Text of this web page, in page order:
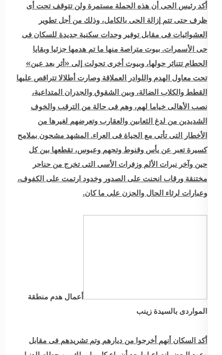
أكد رئيس الحى أن هذه الحملة مستمرة ولن تتوقف تحت أى
ظرف حتى تتم إزالة الحى بالكامل، وذلك من أجل تطوير
العشوائيات فى مقابل توفير وحدات سكنية جديدة للسكان فى
حى الأسمرات. بيوت متراصة منها ما تم هدمها جزئيا وبقايا
الحطام تتناثر حولها، وبيوت أخرى تحولت إلى «أثر بعد عين»
تحت معاول الهدم واللوادر العملاقة وصارت أطلالا تتراقص عليها
القطط والكلاب الضالة، وبين الشقوق والجدران المتداعية،
نصب الأهالى خياما لهم، وهم فى حالة من الترقب والخوف
الشديدين من لدغ الثعابين والعقارب وتعرضهم لغيرها من
الأخطار التى تأتى مع الحياة فى العراء. المشهد مشحون بملامح
كسيرة تعبر عن يأس وقنوط وتجهم وعبوس، تقطعها بين كل
حين وآخر نبرات الألم وزفرات الأسى التى تخرج من حناجر
مختنقة ورقاب انحنت على الصدور وخدود ارتمت على الكفوف،
وعبارات لرثاء الحال والحزن على ما كان.
أعمال هدم منطقة
المواردى بالسيدة زينب
أكد السكان أنهم أخرجوا من ديارهم وتم تشريدهم فى مقابل